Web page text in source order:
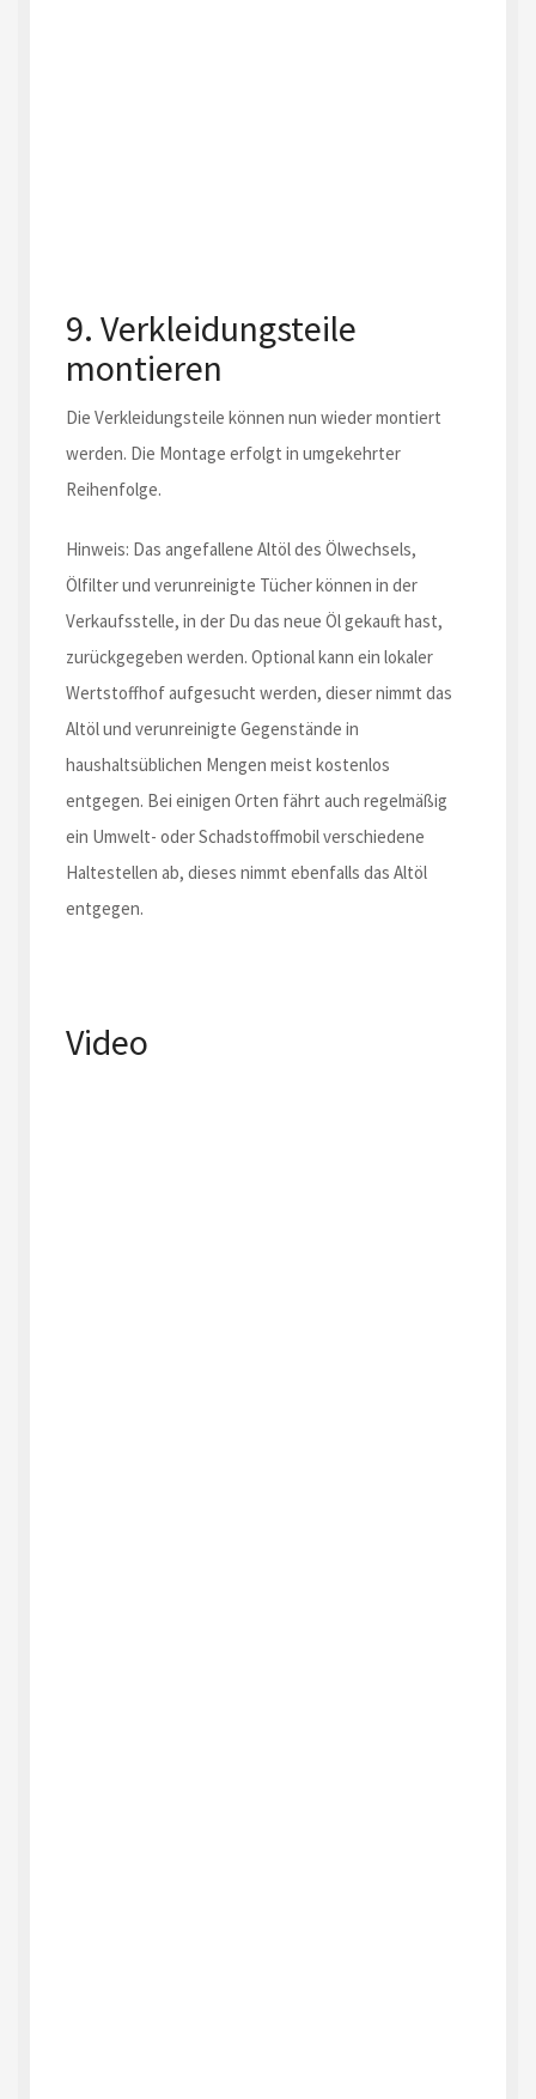
9. Verkleidungsteile
montieren
Die Verkleidungsteile können nun wieder montiert
werden. Die Montage erfolgt in umgekehrter
Reihenfolge.
Hinweis: Das angefallene Altöl des Ölwechsels,
Ölfilter und verunreinigte Tücher können in der
Verkaufsstelle, in der Du das neue Öl gekauft hast,
zurückgegeben werden. Optional kann ein lokaler
Wertstoffhof aufgesucht werden, dieser nimmt das
Altöl und verunreinigte Gegenstände in
haushaltsüblichen Mengen meist kostenlos
entgegen. Bei einigen Orten fährt auch regelmäßig
ein Umwelt- oder Schadstoffmobil verschiedene
Haltestellen ab, dieses nimmt ebenfalls das Altöl
entgegen.
Video